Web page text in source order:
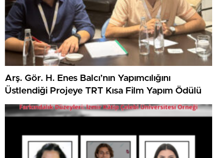
Arş. Gör. H. Enes Balcı’nın Yapımcılığını
Üstlendiği Projeye TRT Kısa Film Yapım Ödülü